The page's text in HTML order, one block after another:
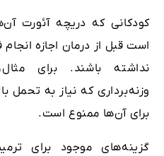
کودکانی که دریچه آئورت
است قبل از درمان اجازه
نداشته ‌باشند. برای
وزنه‌برداری که نیاز به تحمل
برای آن‌ها ممنوع است.
گزینه‌های موجود برای